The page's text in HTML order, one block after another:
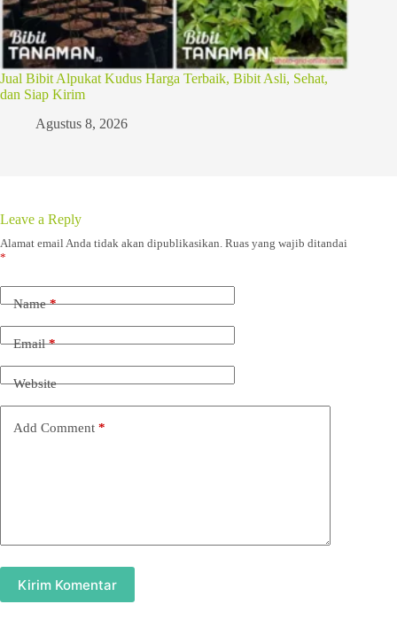
Jual Bibit Alpukat Kudus Harga Terbaik, Bibit Asli, Sehat,
dan Siap Kirim
Agustus 8, 2026
Leave a Reply
Alamat email Anda tidak akan dipublikasikan. Ruas yang wajib ditandai
*
Name*
Email*
Website
Add Comment *
Kirim Komentar